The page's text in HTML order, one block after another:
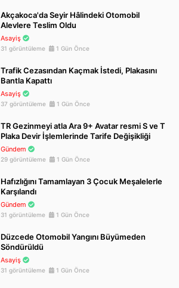
Akçakoca'da Seyir Hâlindeki Otomobil
Alevlere Teslim Oldu
Asayiş
31 görüntüleme 1 Gün Önce
Trafik Cezasından Kaçmak İstedi, Plakasını
Bantla Kapattı
Asayiş
37 görüntüleme 1 Gün Önce
TR Gezinmeyi atla Ara 9+ Avatar resmi S ve T
Plaka Devir İşlemlerinde Tarife Değişikliği
Gündem
29 görüntüleme 1 Gün Önce
Hafızlığını Tamamlayan 3 Çocuk Meşalelerle
Karşılandı
Gündem
31 görüntüleme 1 Gün Önce
Düzcede Otomobil Yangını Büyümeden
Söndürüldü
Asayiş
31 görüntüleme 1 Gün Önce